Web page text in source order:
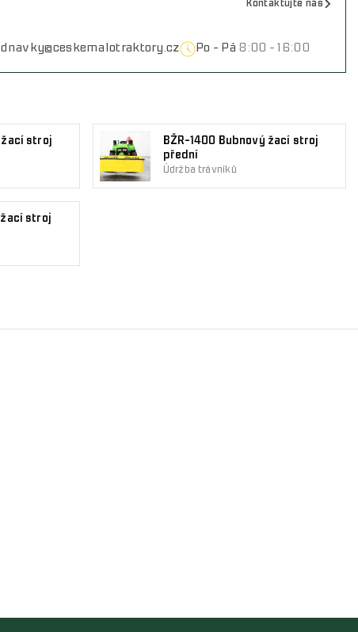
Kontaktujte nás
Po - Pá 8:00 - 16:00
žací stroj
BŽR-1400 Bubnový žací stroj
přední
Údržba trávníků
žací stroj